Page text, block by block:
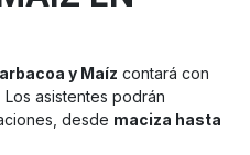
y Maíz contará con
asistentes podrán
desde maciza hasta